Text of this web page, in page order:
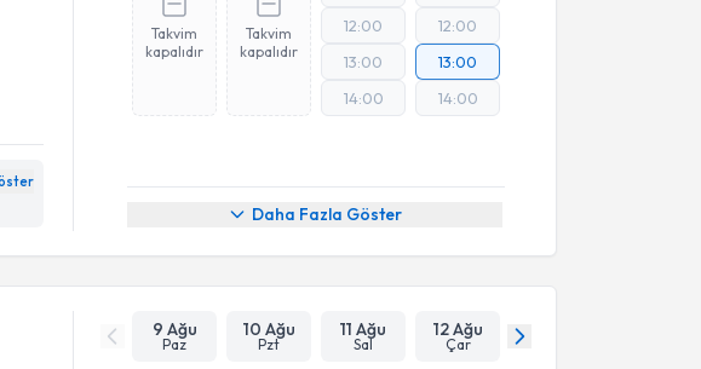
Takvim
kapalıdır
Takvim
kapalıdır
12:00
13:00
14:00
12:00
13:00
14:00
Daha Fazla Göster
9 Ağu
Paz
10 Ağu
Pzt
11 Ağu
Sal
12 Ağu
Çar